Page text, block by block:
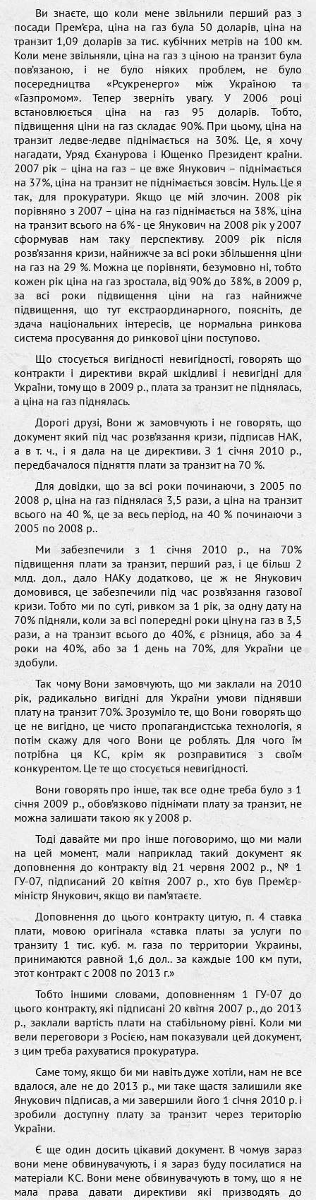
Ви знаєте, що коли мене звільнили перший раз з
посади Прем’єра, ціна на газ була 50 доларів, ціна на
транзит 1,09 доларів за тис. кубічних метрів на 100 км.
Коли мене звільняли, ціна на газ з ціною на транзит була
пов’язаною, і не було ніяких проблем, не було
посередництва «Рсукренерго» між Україною та
«Газпромом». Тепер зверніть увагу. У 2006 році
встановлюється ціна на газ 95 доларів. Тобто,
підвищення ціни на газ складає 90%. При цьому, ціна на
транзит ледве-ледве піднімається на 30%. Це, я хочу
нагадати, Уряд Єханурова і Ющенко Президент країни.
2007 рік – ціна на газ – це вже Янукович – піднімається
на 37%, ціна на транзит не піднімається зовсім. Нуль. Це я
так, для прокуратури. Якщо це мій злочин. 2008 рік
порівняно з 2007 – ціна на газ піднімається на 38%, ціна
на транзит всього на 6% - це Янукович на 2008 рік у 2007
сформував нам таку перспективу. 2009 рік після
розв’язання кризи, найнижче за всі роки збільшення ціни
на газ на 29 %. Можна це порівняти, безумовно ні, тобто
кожен рік ціна на газ зростала, від 90% до 38%, в 2009 р,
за всі роки підвищення ціни на газ найнижче
підвищення, що тут екстраординарного, поясніть, де
здача національних інтересів, це нормальна ринкова
система просування до ринкової ціни поступово.
Що стосується вигідності невигідності, говорять що
контракти і директиви вкрай шкідливі і невигідні для
України, тому що в 2009 р., плата за транзит не піднялась,
а ціна на газ піднялась.
Дорогі друзі, Вони ж замовчують і не говорять, що
документ який під час розв’язання кризи, підписав НАК,
а в т. ч., і я дала на це директиви. З 1 січня 2010 р.,
передбачалося підняття плати за транзит на 70 %.
Для довідки, що за всі роки починаючи, з 2005 по
2008 р, ціна на газ піднялася 3,5 рази, а ціна на транзит
всього на 40 %, це за весь період, на 40 % починаючи з
2005 по 2008 р..
Ми забезпечили з 1 січня 2010 р., на 70%
підвищення плати за транзит, перший раз, і це більш 2
млд. дол., дало НАКу додатково, це ж не Янукович
домовився, це забезпечили під час розв’язання газової
кризи. Тобто ми по суті, ривком за 1 рік, за одну дату на
70% підняли, коли за всі попередні роки ціну на газ в 3,5
рази, а на транзит всього до 40%, є різниця, або за 4
роки на 40%, або за 1 день на 70%, для України це
здобули.
Так чому Вони замовчують, що ми заклали на 2010
рік, радикально вигідні для України умови піднявши
плату на транзит 70%. Зрозуміло те, що Вони говорять що
це не вигідно, це чисто пропагандистська технологія, я
потім скажу для чого Вони це роблять. Для чого їм
потрібна ця КС, крім як розправитися з своїм
конкурентом. Це те що стосується невигідності.
Вони говорять про інше, так все одне треба було з 1
січня 2009 р., обов’язково піднімати плату за транзит, не
можна залишати такою як у 2008 р.
Тоді давайте ми про інше поговоримо, що ми мали
на цей момент, мали наприклад такий документ як
доповнення до контракту від 21 червня 2002 р., № 1
ГУ-07, підписаний 20 квітня 2007 р., хто був Прем’єр-
міністр Янукович, якщо ви пам’ятаєте.
Доповнення до цього контракту цитую, п. 4 ставка
плати, мовою оригінала «ставка платы за услуги по
транзиту 1 тис. куб. м. газа по территории Украины,
принимаются равной 1,6 дол.. за каждые 100 км пути,
этот контракт с 2008 по 2013 г.»
Тобто іншими словами, доповненням 1 ГУ-07 до
цього контракту, які підписані 20 квітня 2007 р., до 2013
р., заклали вартість плати на стабільному рівні. Коли ми
вели переговори з Росією, нам показували цей документ,
з цим треба рахуватися прокуратура.
Саме тому, якщо би ми навіть дуже хотіли, нам не все
вдалося, але не до 2013 р., ми таке щастя залишили яке
Янукович підписав, а ми завершили його 1 січня 2010 р. і
зробили доступну плату за транзит через територію
України.
Є ще один досить цікавий документ. В чомув зараз
вони мене обвинувачують, і я зараз буду посилатися на
матеріали КС. Вони мене обвинувачують в тому, що я не
мала права давати директиви які призводять до